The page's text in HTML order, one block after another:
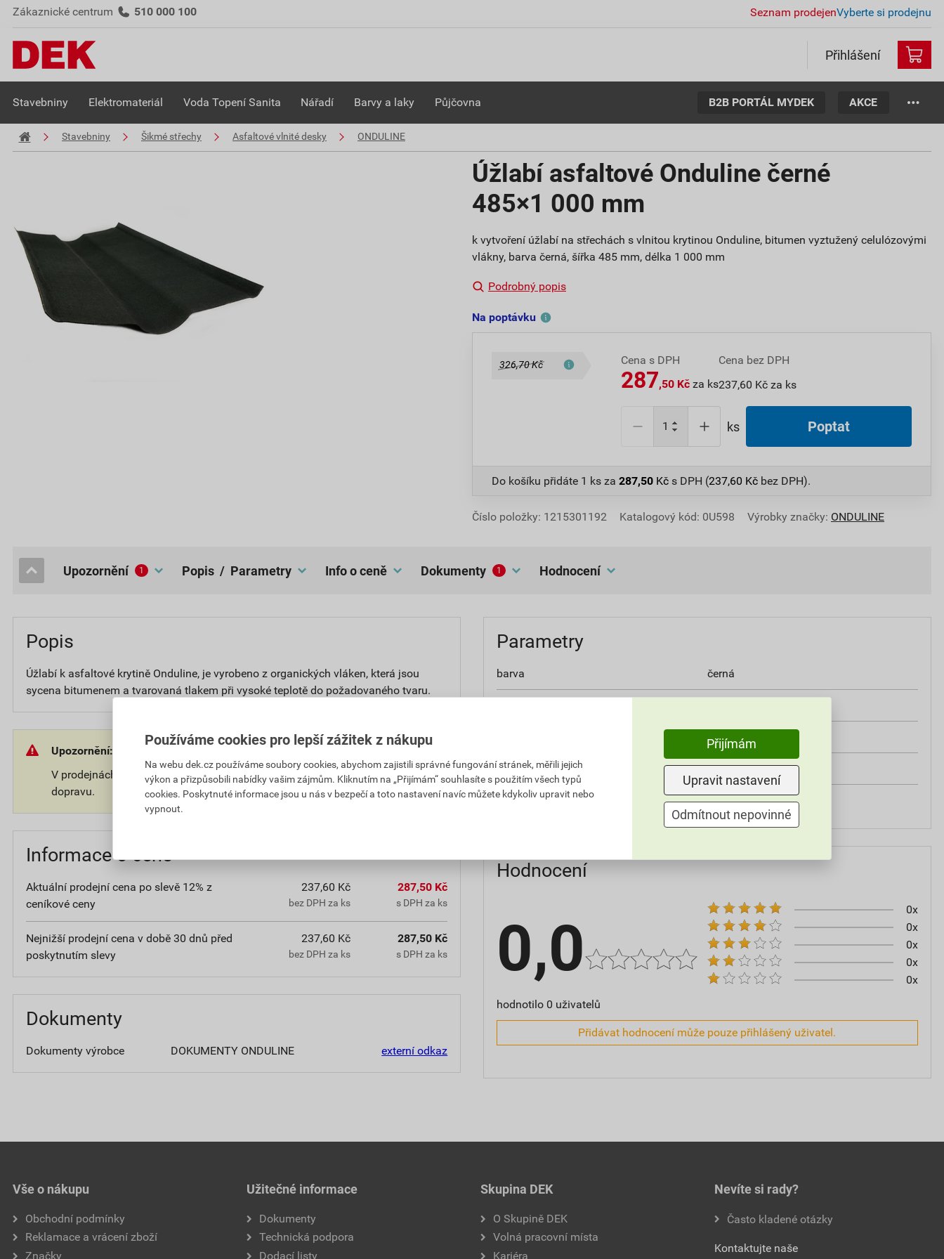
Zákaznické centrum 510 000 100 Seznam prodejenVyberte si prodejnu
Přihlášení
Stavebniny Elektromateriál Voda Topení Sanita Nářadí Barvy a laky Půjčovna B2B PORTÁL MYDEK AKCE
Stavebniny Šikmé střechy Asfaltové vlnité desky ONDULINE
Úžlabí asfaltové Onduline černé
485×1 000 mm
k vytvoření úžlabí na střechách s vlnitou krytinou Onduline, bitumen vyztužený celulózovými
vlákny, barva černá, šířka 485 mm, délka 1 000 mm
Podrobný popis
Na poptávku
326,70 Kč Cena s DPH
287,50 Kč za ks
Cena bez DPH
237,60 Kč za ks
ks Poptat
Do košíku přidáte 1 ks za 287,50 Kč s DPH (237,60 Kč bez DPH).
Číslo položky: 1215301192 Katalogový kód: 0U598 Výrobky značky: ONDULINE
popis / Parametry
upozornění 1 Info o ceně dokumenty 1 hodnocení
Popis
Úžlabí k asfaltové krytině Onduline, je vyrobeno z organických vláken, která jsou
sycena bitumenem a tvarovaná tlakem při vysoké teplotě do požadovaného tvaru.
Upozornění:
V prodejnách, kde nedržíme zboží skladem bude účtován dodatečný poplatek za
dopravu.
Informace o ceně
Aktuální prodejní cena po slevě 12% z
ceníkové ceny
237,60 Kč
bez DPH za ks
287,50 Kč
s DPH za ks
Nejnižší prodejní cena v době 30 dnů před
poskytnutím slevy
237,60 Kč
bez DPH za ks
287,50 Kč
s DPH za ks
Dokumenty
Dokumenty výrobce DOKUMENTY ONDULINE externí odkaz
Parametry
barva černá
500mm
hmotnost 1,4 kg
balení 15 ks/ bal
Hodnocení
0,0
hodnotilo 0 uživatelů
0x
0x
0x
0x
0x
Přidávat hodnocení může pouze přihlášený uživatel.
Vše o nákupu
Obchodní podmínky
Reklamace a vrácení zboží
Značky
Užitečné informace
Dokumenty
Technická podpora
Dodací listy
Skupina DEK
O Skupině DEK
Volná pracovní místa
Kariéra
Nevíte si rady?
Často kladené otázky
Kontaktujte naše
Používáme cookies pro lepší zážitek z nákupu
Na webu dek.cz používáme soubory cookies, abychom zajistili správné fungování stránek, měřili jejich
výkon a přizpůsobili nabídky vašim zájmům. Kliknutím na „Přijímám“ souhlasíte s použitím všech typů
cookies. Poskytnuté informace jsou u nás v bezpečí a toto nastavení navíc můžete kdykoliv upravit nebo
vypnout.
Přijímám
Upravit nastavení
Odmítnout nepovinné